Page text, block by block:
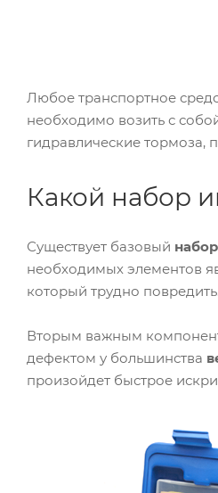
Любое транспортное
необходимо возить с
гидравлические тормоза,
Какой набор
Существует базовый
необходимых элементов
который трудно
Вторым важным
дефектом у большинства
произойдет быстрое